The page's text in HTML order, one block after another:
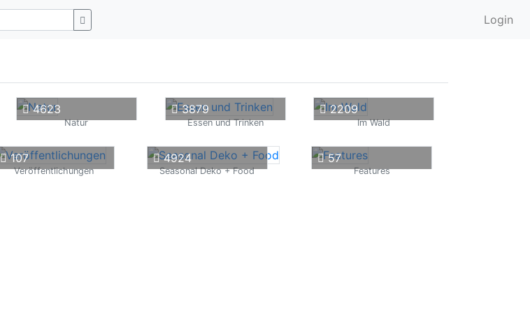
Login
4623
Natur
3879
Essen und Trinken
2209
Im Wald
107
Veröffentlichungen
4924
Seasonal Deko + Food
57
Features